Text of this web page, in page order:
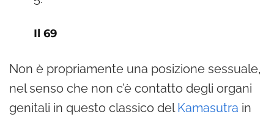
Il 69
Non è propriamente una posizione sessuale,
nel senso che non c’è contatto degli organi
genitali in questo classico delKamasutra in